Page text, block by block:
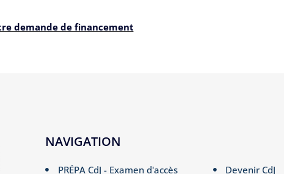
demande de financement
NAVIGATION
PRÉPA CdJ - Examen d'accès Devenir CdJ